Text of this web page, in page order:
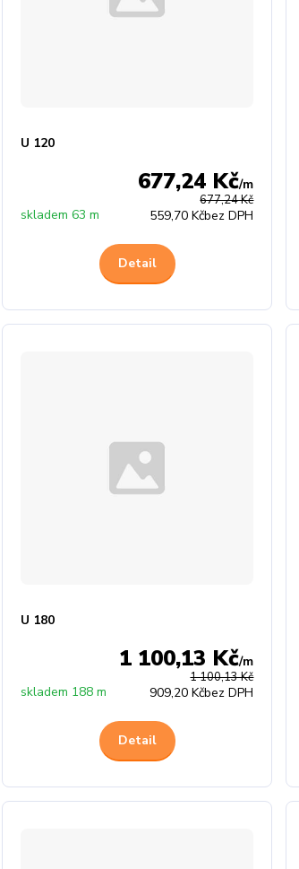
U 120
677,24 Kč
677,24 Kč/m
559,70 Kčbez DPH
skladem 63 m
Detail
U 180
1 100,13 Kč
1 100,13 Kč/m
909,20 Kčbez DPH
skladem 188 m
Detail